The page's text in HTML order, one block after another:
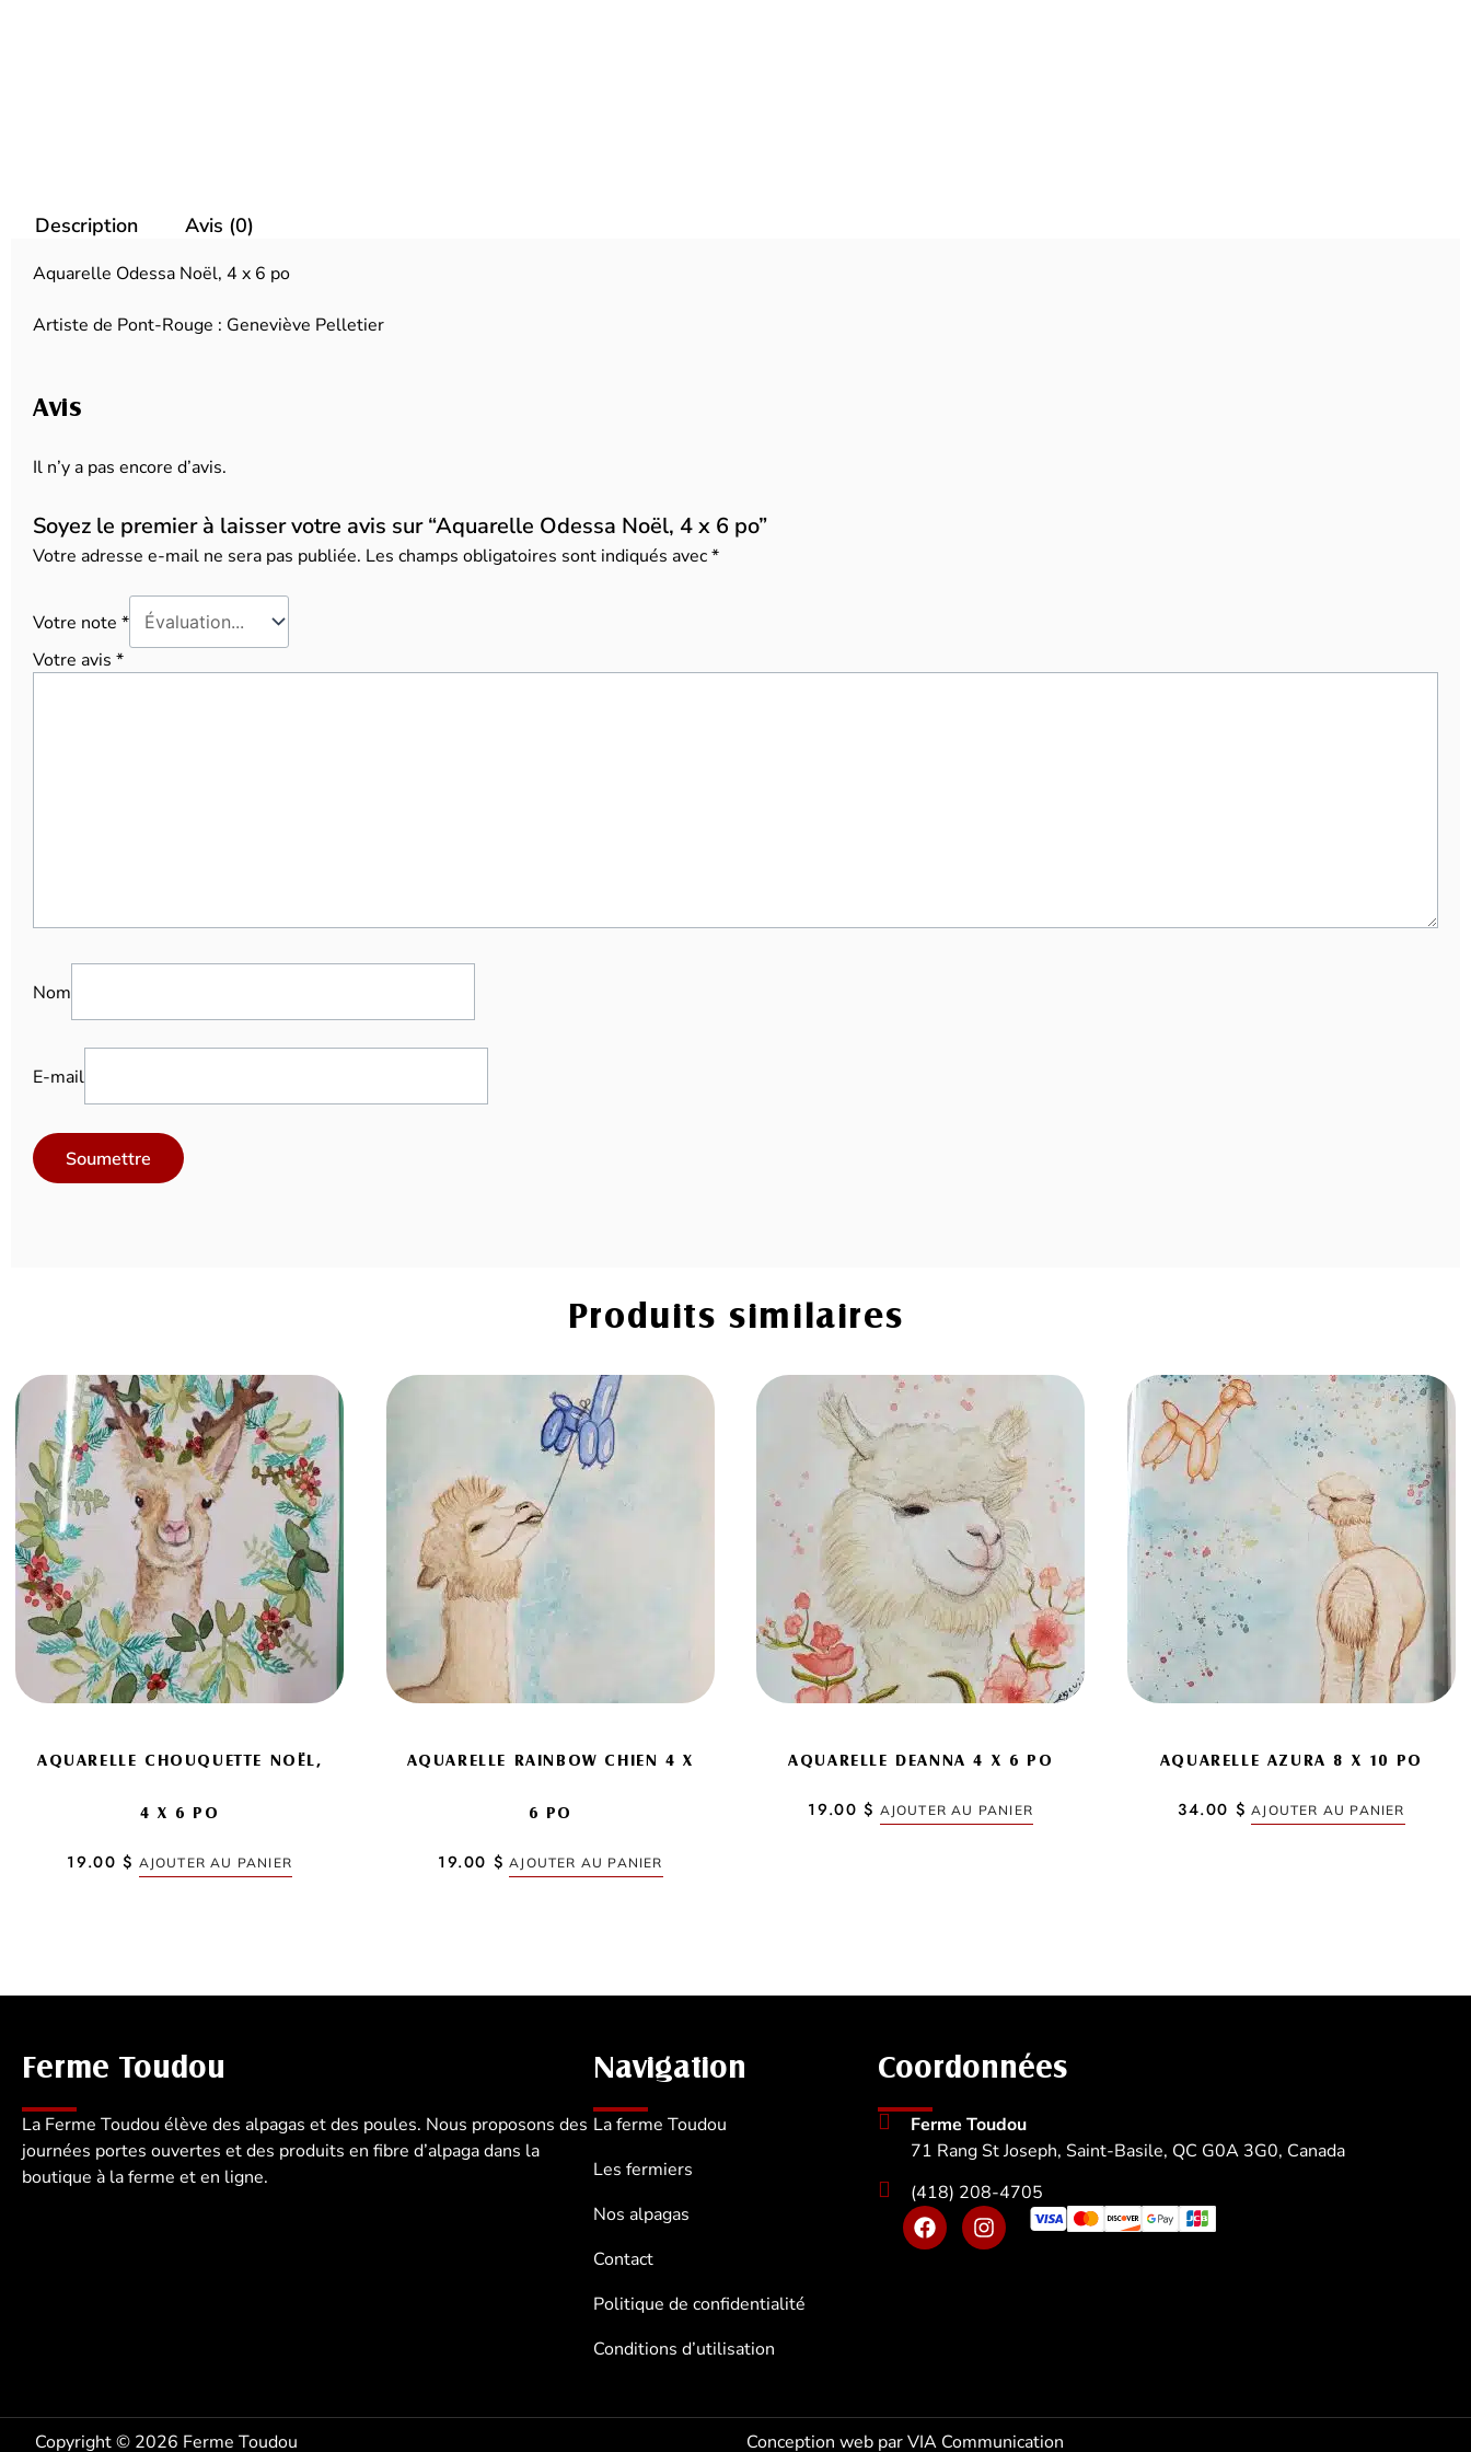
Description Avis (0)
Aquarelle Odessa Noël, 4 x 6 po
Artiste de Pont-Rouge : Geneviève Pelletier
Avis
Il n’y a pas encore d’avis.
Soyez le premier à laisser votre avis sur “Aquarelle Odessa Noël, 4 x 6 po”
Votre adresse e-mail ne sera pas publiée. Les champs obligatoires sont indiqués avec*
Votre note *
Votre avis *
Nom
E-mail
Produits similaires
AQUARELLE CHOUQUETTE NOËL,
4 X 6 PO
19.00$ AJOUTER AU PANIER
AQUARELLE RAINBOW CHIEN 4 X
6 PO
19.00 $ AJOUTER AU PANIER
AQUARELLE DEANNA 4 X 6 PO
19.00$ AJOUTER AU PANIER
AQUARELLE AZURA 8 X 10 PO
34.00 $ AJOUTER AU PANIER
Ferme Toudou
La Ferme Toudou élève des alpagas et des poules. Nous proposons des
journées portes ouvertes et des produits en fibre d’alpaga dans la
boutique à la ferme et en ligne.
Navigation
La ferme Toudou
Les fermiers
Nos alpagas
Contact
Politique de confidentialité
Conditions d’utilisation
Coordonnées
Ferme Toudou
71 Rang St Joseph, Saint-Basile, QC G0A 3G0, Canada
(418) 208-4705
F
a
I
n
Copyright © 2026 Ferme Toudou Conception web par VIA Communication